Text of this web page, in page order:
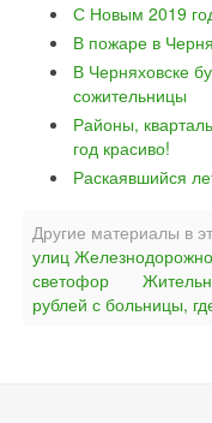
С Новым 2019
В пожаре в
В Черняховске
сожительницы
Районы,
год красиво!
Раскаявшийся
Другие материалы в
улиц
светофор
рублей с больницы,